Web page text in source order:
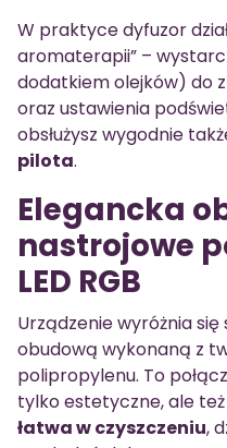
W praktyce dyfuzor
aromaterapii” –
dodatkiem olejków) do
oraz ustawienia
obsłużysz wygodnie
pilota.
Elegancka
nastrojowe
LED RGB
Urządzenie wyróżnia
obudową wykonaną z
polipropylenu. To
tylko estetyczne, ale
łatwa w czyszczeniu,